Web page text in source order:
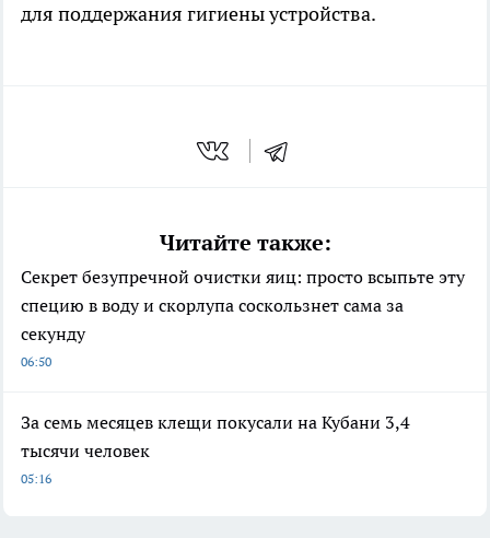
для поддержания гигиены устройства.
Читайте также:
Секрет безупречной очистки яиц: просто всыпьте эту
специю в воду и скорлупа соскользнет сама за
секунду
06:50
За семь месяцев клещи покусали на Кубани 3,4
тысячи человек
05:16